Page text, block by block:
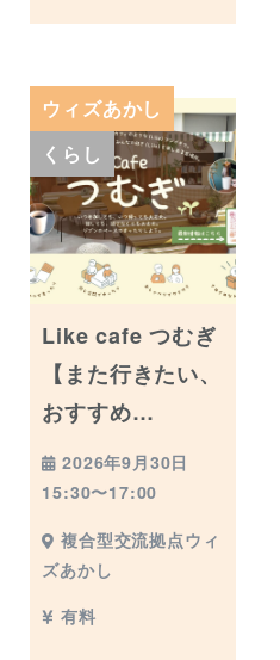
ウィズあかし
くらし
Like cafe つむぎ
【また行きたい、
おすすめ…
2026年9月30日
15:30〜17:00
複合型交流拠点ウィ
ズあかし
有料